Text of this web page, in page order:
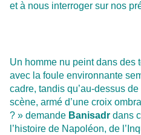
et à nous interroger sur nos
Un homme nu peint dans des
avec la foule environnante
cadre, tandis qu’au-dessus
scène, armé d’une croix
? » demande Banisadr dans
l’histoire de Napoléon, de